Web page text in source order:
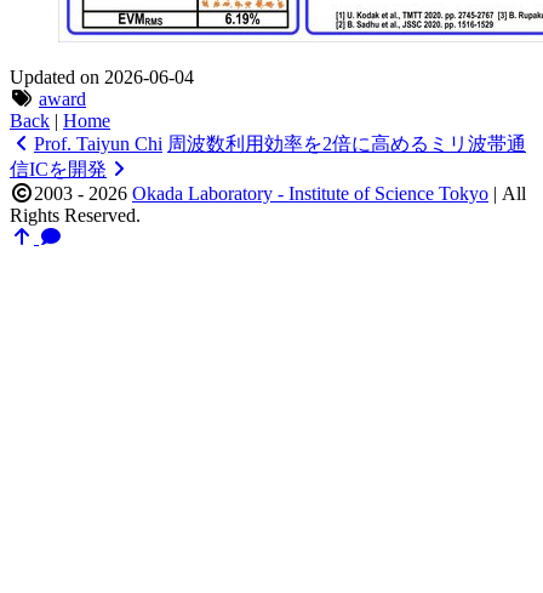
Updated on 2026-06-04
award
Back | Home
Prof. Taiyun Chi 周波数利用効率を2倍に高めるミリ波帯通
信ICを開発
2003 - 2026 Okada Laboratory - Institute of Science Tokyo | All
Rights Reserved.